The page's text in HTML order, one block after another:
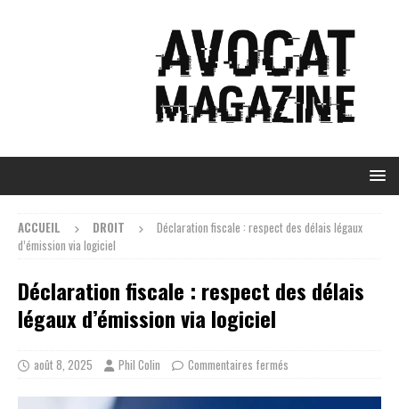
ACCUEIL DROIT
Déclaration fiscale : respect des délais légaux
d’émission via logiciel
Déclaration fiscale : respect des délais
légaux d’émission via logiciel
août 8, 2025 Phil Colin Commentaires fermés